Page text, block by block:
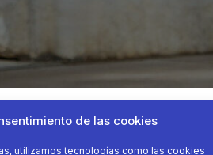
de las cookies
utilizamos tecnologías como las cookies